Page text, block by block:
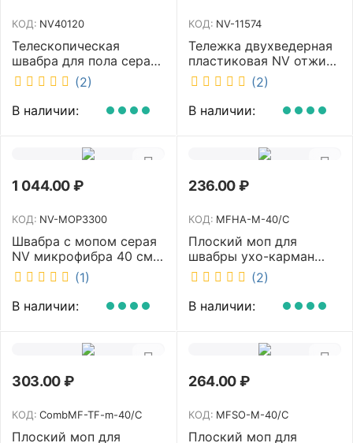
КОД: NV40120
Телескопическая
швабра для пола серая
NV микрофибра 42 см
NV40120
(2)
В наличии:
КОД: NV-11574
Тележка двухведерная
пластиковая NV отжим
2х23л NV-11574
(2)
В наличии:
1 044.00₽
КОД: NV-MOP3300
Швабра с мопом серая
NV микрофибра 40 см
NV-MOP3300
(1)
В наличии:
236.00₽
КОД: MFHA-M-40/C
Плоский моп для
швабры ухо-карман
белый 40 см NV MFHA-
M-40/C
(2)
В наличии:
303.00₽
КОД: CombMF-TF-m-40/C
Плоский моп для
264.00₽
КОД: MFSO-M-40/C
Плоский моп для